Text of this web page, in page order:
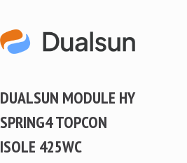
DUALSUN MODULE HY
SPRING4 TOPCON
ISOLE 425WC